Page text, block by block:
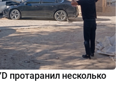
протаранил несколько